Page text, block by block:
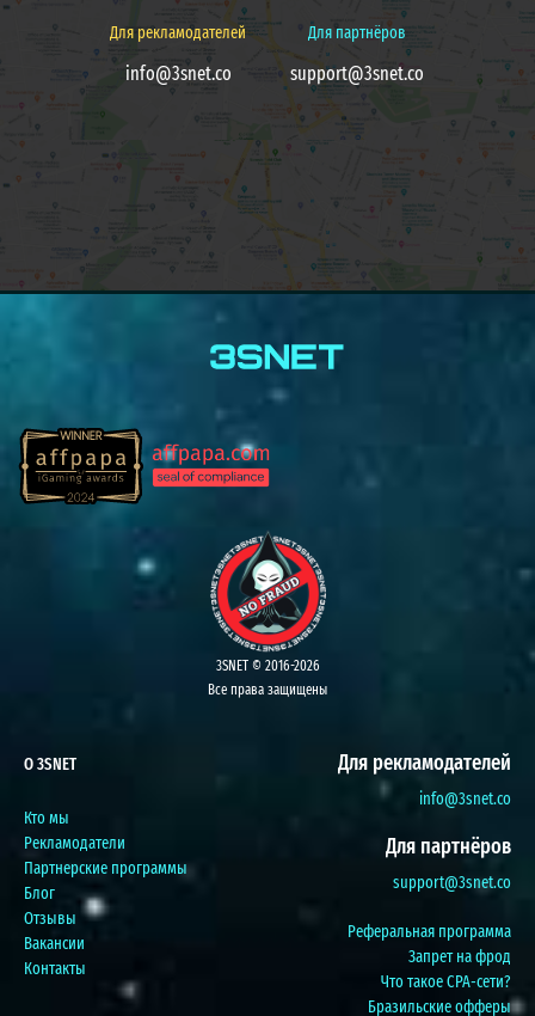
Для рекламодателей
info@3snet.co
Для партнёров
support@3snet.co
3SNET © 2016-2026
Все права защищены
О 3SNET
Кто мы
Рекламодатели
Партнерские программы
Блог
Отзывы
Вакансии
Контакты
Для рекламодателей
info@3snet.co
Для партнёров
support@3snet.co
Реферальная программа
Запрет на фрод
Что такое CPA-сети?
Бразильские офферы